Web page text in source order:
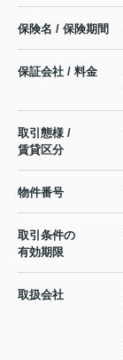
保険名 / 保険期間
保証会社 / 料金
取引態様 /
賃貸区分
物件番号
取引条件の
有効期限
取扱会社